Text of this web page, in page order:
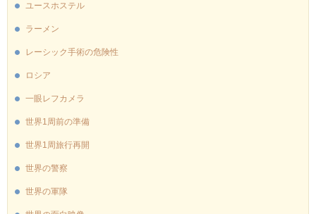
ユースホステル
ラーメン
レーシック手術の危険性
ロシア
一眼レフカメラ
世界1周前の準備
世界1周旅行再開
世界の警察
世界の軍隊